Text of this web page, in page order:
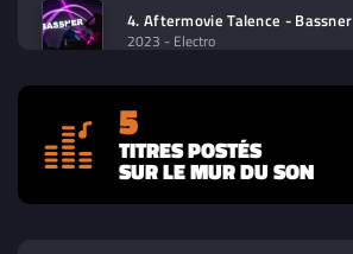
4. Aftermovie Talence - Bassner
2023 - Electro
5. Riffx Francofolies - Bassner
2023 - Electro
5
TITRES POSTÉS
SUR LE MUR DU SON